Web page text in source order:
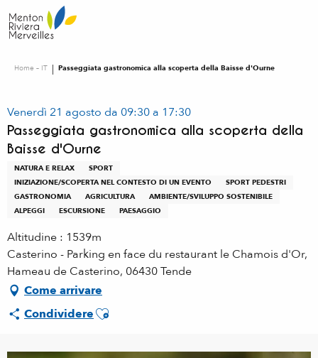
au
contenu
Home – IT Passeggiata gastronomica alla scoperta della Baisse d'Ourne
Venerdì 21 agosto da 09:30 a 17:30
Passeggiata gastronomica alla scoperta della
Baisse d'Ourne
NATURA E RELAX
SPORT
INIZIAZIONE/SCOPERTA NEL CONTESTO DI UN EVENTO
SPORT PEDESTRI
GASTRONOMIA
AGRICULTURA
AMBIENTE/SVILUPPO SOSTENIBILE
ALPEGGI
ESCURSIONE PAESAGGIO
Altitudine : 1539m
Casterino - Parking en face du restaurant le Chamois d'Or,
Hameau de Casterino, 06430 Tende
Come arrivare
CondividereAjouter aux favoris